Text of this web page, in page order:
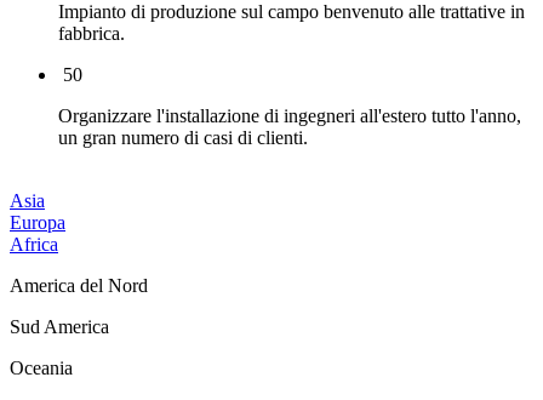
Impianto di produzione sul campo benvenuto alle trattative in
fabbrica.
50
Organizzare l'installazione di ingegneri all'estero tutto l'anno,
un gran numero di casi di clienti.
Asia
Europa
Africa
America del Nord
Sud America
Oceania